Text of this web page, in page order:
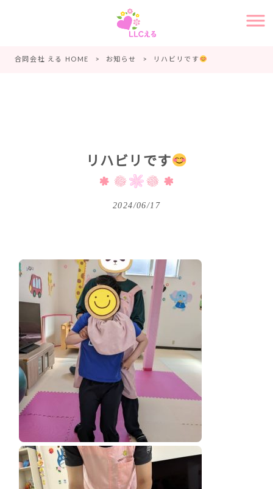
合同会社 える HOME > お知らせ > リハビリです
リハビリです
2024/06/17